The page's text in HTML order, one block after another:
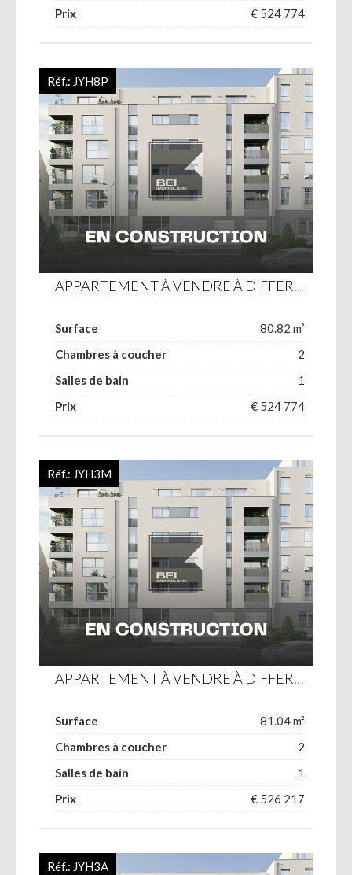
Prix
€ 524 774
Réf.: JYH8P
APPARTEMENT À VENDRE À DIFFERDANGE
Surface
80.82 m²
Chambres à coucher
2
Salles de bain
1
Prix
€ 524 774
Réf.: JYH3M
APPARTEMENT À VENDRE À DIFFERDANGE
Surface
81.04 m²
Chambres à coucher
2
Salles de bain
1
Prix
€ 526 217
Réf.: JYH3A